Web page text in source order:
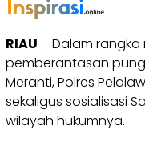
RIAU – Dalam
pemberantasan
Meranti, Polres
sekaligus sosialisasi
wilayah hukumnya.